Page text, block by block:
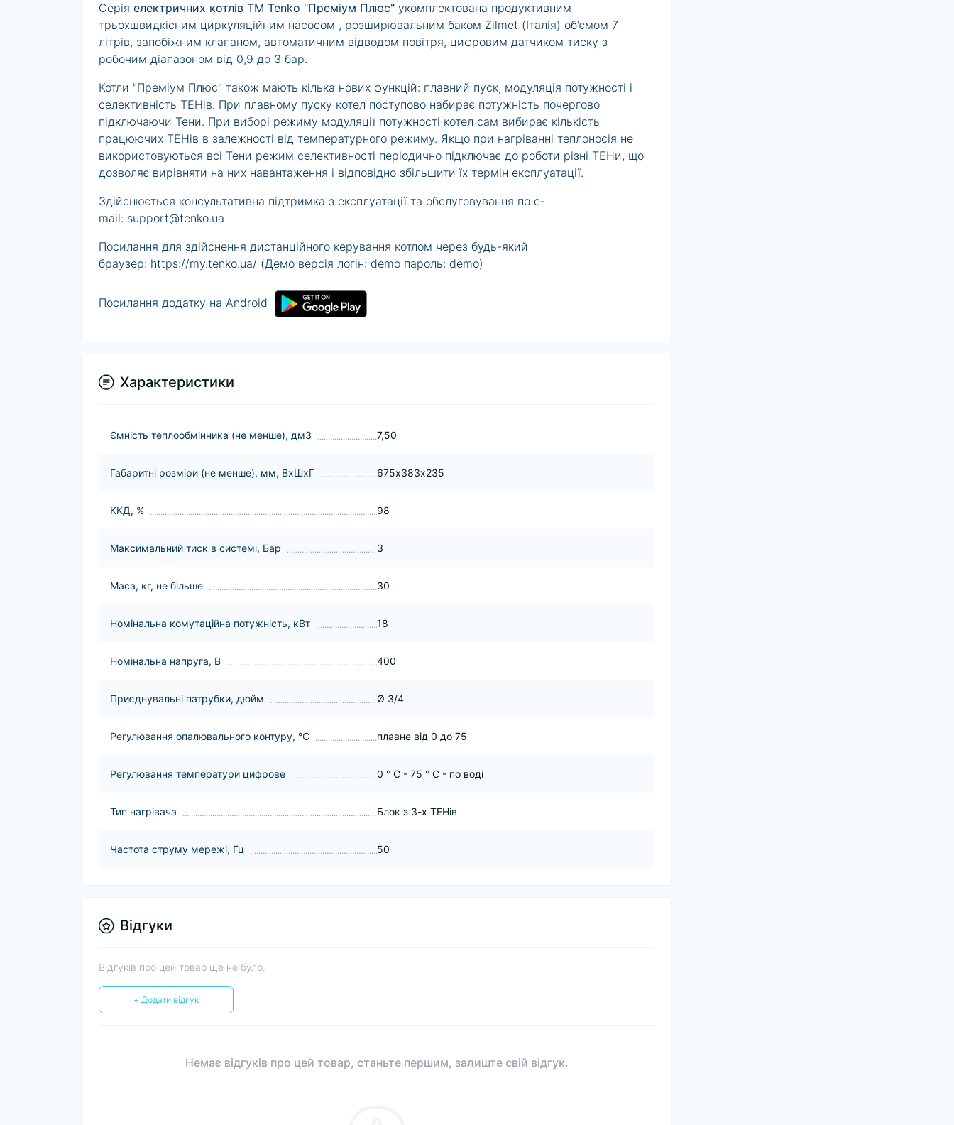
Серія електричних котлів TM Tenko "Преміум Плюс" укомплектована продуктивним
трьохшвидкісним циркуляційним насосом , розширювальним баком Zilmet (Італія) об'ємом 7
літрів, запобіжним клапаном, автоматичним відводом повітря, цифровим датчиком тиску з
робочим діапазоном від 0,9 до 3 бар.
Котли "Преміум Плюс" також мають кілька нових функцій: плавний пуск, модуляція потужності і
селективність ТЕНів. При плавному пуску котел поступово набирає потужність почергово
підключаючи Тени. При виборі режиму модуляції потужності котел сам вибирає кількість
працюючих ТЕНів в залежності від температурного режиму. Якщо при нагріванні теплоносія не
використовуються всі Тени режим селективності періодично підключає до роботи різні ТЕНи, що
дозволяє вирівняти на них навантаження і відповідно збільшити їх термін експлуатації.
Здійснюється консультативна підтримка з експлуатації та обслуговування по e-
mail: support@tenko.ua
Посилання для здійснення дистанційного керування котлом через будь-який
браузер: https://my.tenko.ua/ (Демо версія логін: demo пароль: demo)
Посилання додатку на Android
Характеристики
Ємність теплообмінника (не менше), дм3 7,50
Габаритні розміри (не менше), мм, ВхШхГ 675х383х235
ККД, % 98
Максимальний тиск в системі, Бар 3
Маса, кг, не більше 30
Номінальна комутаційна потужність, кВт 18
Номінальна напруга, В 400
Приєднувальні патрубки, дюйм Ø 3/4
Регулювання опалювального контуру, °С плавне від 0 до 75
Регулювання температури цифрове 0 ° C - 75 ° C - по воді
Тип нагрівача Блок з 3-х ТЕНів
Частота струму мережі, Гц 50
Відгуки
Відгуків про цей товар ще не було.
+ Додати відгук
Немає відгуків про цей товар, станьте першим, залиште свій відгук.